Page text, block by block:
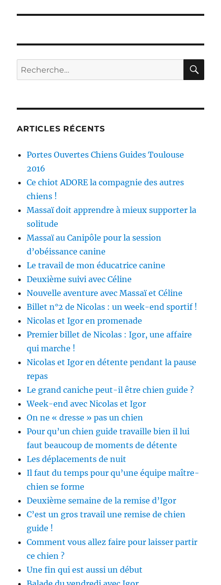
Recherche
pour :
ARTICLES RÉCENTS
Portes Ouvertes Chiens Guides Toulouse
2016
Ce chiot ADORE la compagnie des autres
chiens !
Massaï doit apprendre à mieux supporter la
solitude
Massaï au Canipôle pour la session
d’obéissance canine
Le travail de mon éducatrice canine
Deuxième suivi avec Céline
Nouvelle aventure avec Massaï et Céline
Billet n°2 de Nicolas : un week-end sportif !
Nicolas et Igor en promenade
Premier billet de Nicolas : Igor, une affaire
qui marche !
Nicolas et Igor en détente pendant la pause
repas
Le grand caniche peut-il être chien guide ?
Week-end avec Nicolas et Igor
On ne « dresse » pas un chien
Pour qu’un chien guide travaille bien il lui
faut beaucoup de moments de détente
Les déplacements de nuit
Il faut du temps pour qu’une équipe maître-
chien se forme
Deuxième semaine de la remise d’Igor
C’est un gros travail une remise de chien
guide !
Comment vous allez faire pour laisser partir
ce chien ?
Une fin qui est aussi un début